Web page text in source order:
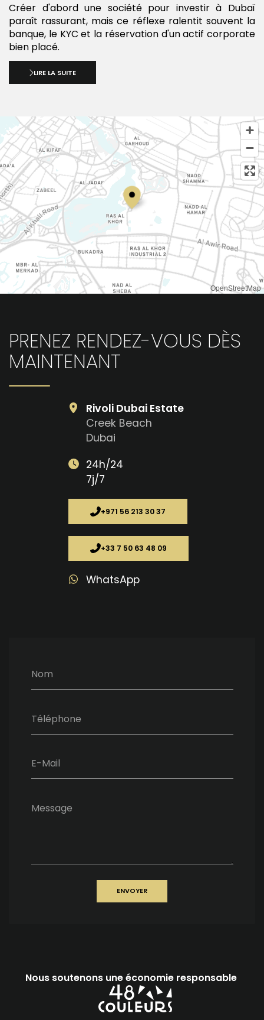
Créer d'abord une société pour investir à Dubaï
paraît rassurant, mais ce réflexe ralentit souvent la
banque, le KYC et la réservation d'un actif corporate
bien placé.
LIRE LA SUITE
OpenStreetMap
PRENEZ RENDEZ-VOUS DÈS
MAINTENANT
Nom
Téléphone
E-Mail
Message
ENVOYER
Rivoli Dubai Estate
Creek Beach
Dubai
24h/24
7j/7
+971 56 213 30 37
+33 7 50 63 48 09
WhatsApp
Nous soutenons une économie responsable